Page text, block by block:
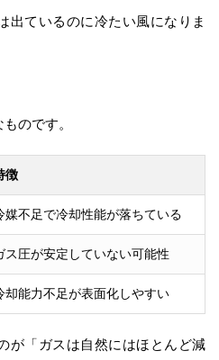
出ているのに冷たい風になりま
のです。
徴
媒不足で冷却性能が落ちている
ス圧が安定していない可能性
却能力不足が表面化しやすい
が「ガスは自然にはほとんど減